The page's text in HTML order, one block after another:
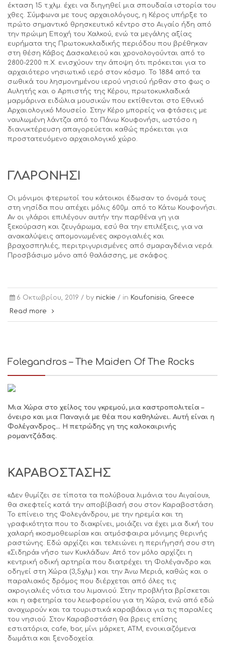
έκταση 15 τ.χλμ. έχει να διηγηθεί μια σπουδαία ιστορία του
χθες. Σύμφωνα με τους αρχαιολόγους, η Κέρος υπήρξε το
πρώτο σημαντικό θρησκευτικό κέντρο στο Αιγαίο ήδη από
την πρώιμη Εποχή του Χαλκού, ενώ τα μεγάλης αξίας
ευρήματα της Πρωτοκυκλαδικής περιόδου που βρέθηκαν
στη θέση Κάβος Δασκαλειού και χρονολογούνται από το
2800-2200 π.Χ. ενισχύουν την άποψη ότι πρόκειται για το
αρχαιότερο νησιωτικό ιερό στον κόσμο. Το 1884 από τα
σωθικά του λησμονημένου ιερού νησιού ήρθαν στο φως ο
Αυλητής και ο Αρπιστής της Κέρου, πρωτοκυκλαδικά
μαρμάρινα ειδώλια μουσικών που εκτίθενται στο Εθνικό
Αρχαιολογικό Μουσείο. Στην Κέρο μπορείς να φτάσεις με
ναυλωμένη λάντζα από το Πάνω Κουφονήσι, ωστόσο η
διανυκτέρευση απαγορεύεται καθώς πρόκειται για
προστατευόμενο αρχαιολογικό χώρο.
ΓΛΑΡΟΝΗΣΙ
Οι μόνιμοι φτερωτοί του κάτοικοι έδωσαν το όνομά τους
στη νησίδα που απέχει μόλις 600μ. από το Κάτω Κουφονήσι.
Αν οι γλάροι επιλέγουν αυτήν την παρθένα γη για
ξεκούραση και ζευγάρωμα, εσύ θα την επιλέξεις, για να
ανακαλύψεις απομονωμένες ακρογιαλιές και
βραχοσπηλιές, περιτριγυρισμένες από σμαραγδένια νερά.
Προσβάσιμο μόνο από θαλάσσης, με σκάφος.
6 Οκτωβρίου, 2019 / by nickie / in Koufonisia
Greece
Read more
Folegandros – The Maiden Of The Rocks
Μια Χώρα στο χείλος του γκρεμού, μια καστροπολιτεία –
όνειρο και μια Παναγιά με θέα που καθηλώνει. Αυτή είναι η
Φολέγανδρος… Η πετρώδης γη της καλοκαιρινής
ρομαντζάδας.
ΚΑΡΑΒΟΣΤΑΣΗΣ
«Δεν θυμίζει σε τίποτα τα πολύβουα λιμάνια του Αιγαίου»,
θα σκεφτείς κατά την αποβίβασή σου στον Καραβοστάση.
Το επίνειο της Φολεγάνδρου, με την ηρεμία και τη
γραφικότητα που το διακρίνει, μοιάζει να έχει μια δική του
χαλαρή «κοσμοθεωρία» και ατμόσφαιρα μόνιμης θερινής
ραστώνης. Εδώ αρχίζει και τελειώνει η περιήγησή σου στη
«Σιδηρά» νήσο των Κυκλάδων. Από τον μόλο αρχίζει η
κεντρική οδική αρτηρία που διατρέχει τη Φολέγανδρο και
οδηγεί στη Χώρα (3,5χλμ.) και την Άνω Μεριά, καθώς και ο
παραλιακός δρόμος που διέρχεται από όλες τις
ακρογιαλιές νότια του λιμανιού. Στην προβλήτα βρίσκεται
και η αφετηρία του λεωφορείου για τη Χώρα, ενώ από εδώ
αναχωρούν και τα τουριστικά καραβάκια για τις παραλίες
του νησιού. Στον Καραβοστάση θα βρεις επίσης
εστιατόρια, cafe, bar, μίνι μάρκετ, ΑΤΜ, ενοικιαζόμενα
δωμάτια και ξενοδοχεία.